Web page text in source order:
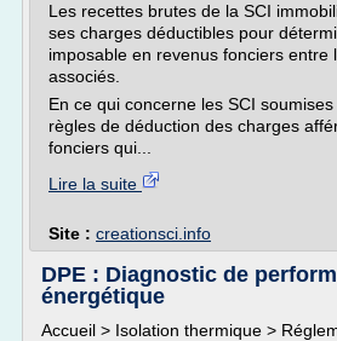
Les recettes brutes de la SCI
ses charges déductibles pour
imposable en revenus fonciers entre
associés.
En ce qui concerne les SCI
règles de déduction des charges
fonciers qui...
Lire la suite
Site : creationsci.info
DPE : Diagnostic de
énergétique
Accueil > Isolation thermique >